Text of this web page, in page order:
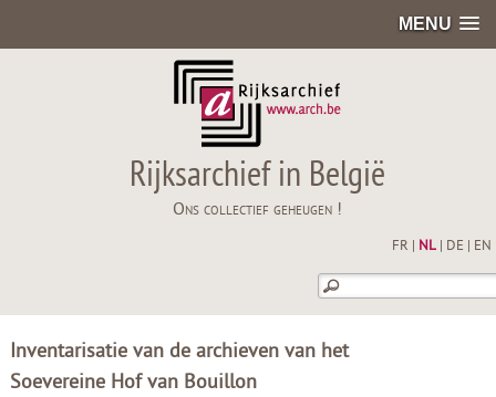
MENU
Rijksarchief in België
Ons collectief geheugen !
FR NL| DE EN
Inventarisatie van de archieven van het
Soevereine Hof van Bouillon